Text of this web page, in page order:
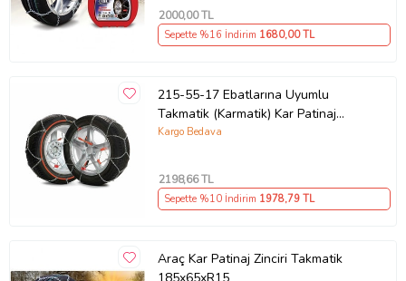
Güvenli Teslimat
Siparişleriniz darbe emici özel ambalajlarla, kargoda zarar
2000,00 TL
Sepette %16 İndirim 1680,00 TL
215-55-17 Ebatlarına Uyumlu
Takmatik (Karmatik) Kar Patinaj
Zinciri Space (Gri)
Kargo Bedava
2198,66 TL
Sepette %10 İndirim 1978,79 TL
Araç Kar Patinaj Zinciri Takmatik